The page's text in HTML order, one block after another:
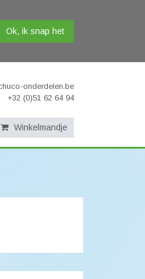
Ok, ik snap het
onderdelen.be
+32 (0)51 62 64 94
Winkelmandje